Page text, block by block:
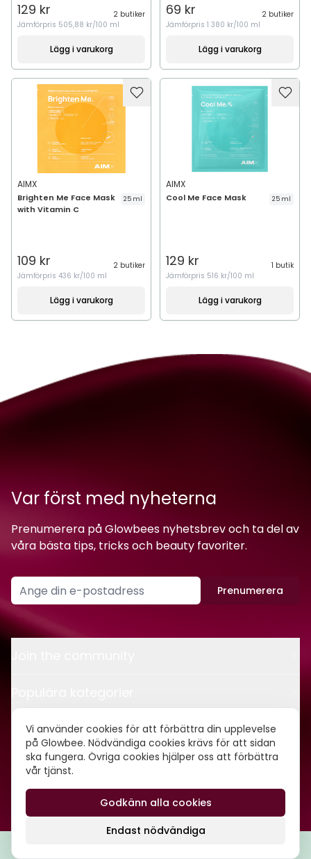
Vi använder cookies för att förbättra din upplevelse
på Glowbee. Nödvändiga cookies krävs för att sidan
ska fungera. Övriga cookies hjälper oss att förbättra
vår tjänst.
Endast nödvändiga
Godkänn alla cookies
129 kr
2 butiker
Jämförpris 505,88 kr/100 ml
Lägg i varukorg
69 kr
2 butiker
Jämförpris 1 380 kr/100 ml
Lägg i varukorg
AIMX
Brighten Me Face Mask
with Vitamin C
25 ml
109 kr
2 butiker
Jämförpris 436 kr/100 ml
Lägg i varukorg
AIMX
Cool Me Face Mask 25 ml
129 kr
1 butik
Jämförpris 516 kr/100 ml
Lägg i varukorg
Var först med nyheterna
Prenumerera på Glowbees nyhetsbrev och ta del av
våra bästa tips, tricks och beauty favoriter.
Prenumerera
Kontakt
Om oss
©2026Glowbee AB • Org.nr: 559540-5837